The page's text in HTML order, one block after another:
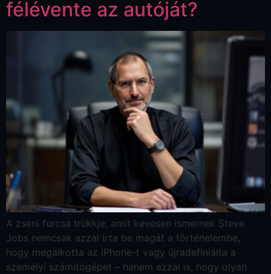
félévente az autóját?
A zseni furcsa trükkje, amit kevesen ismernek Steve
Jobs nemcsak azzal írta be magát a történelembe,
hogy megalkotta az iPhone-t vagy újradefiniálta a
személyi számítógépet – hanem azzal is, hogy olyan